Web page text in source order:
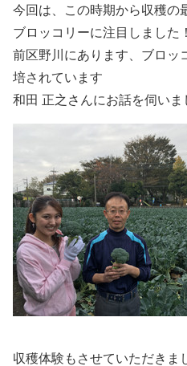
今回は、この時期から収穫の
ブロッコリーに注目
前区野川にあります、ブロッ
培されています
和田 正之さんにお話を伺いま
収穫体験もさせていただきま